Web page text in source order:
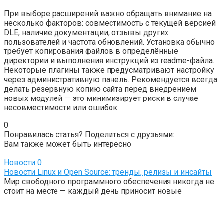
При выборе расширений важно обращать внимание на
несколько факторов: совместимость с текущей версией
DLE, наличие документации, отзывы других
пользователей и частота обновлений. Установка обычно
требует копирования файлов в определённые
директории и выполнения инструкций из readme-файла.
Некоторые плагины также предусматривают настройку
через административную панель. Рекомендуется всегда
делать резервную копию сайта перед внедрением
новых модулей — это минимизирует риски в случае
несовместимости или ошибок.
0
Понравилась статья? Поделиться с друзьями:
Вам также может быть интересно
Новости 0
Новости Linux и Open Source: тренды, релизы и инсайты
Мир свободного программного обеспечения никогда не
стоит на месте — каждый день приносит новые